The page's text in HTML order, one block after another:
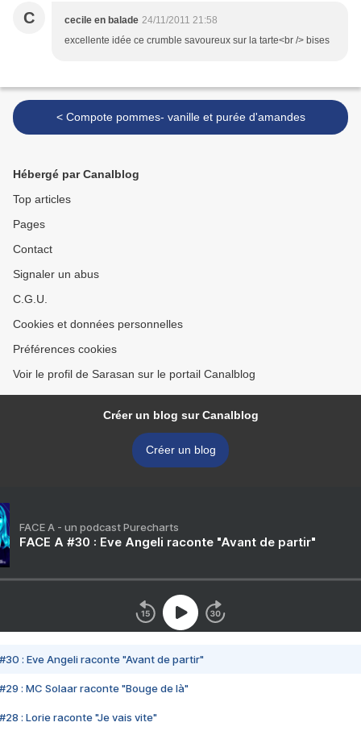
C cecile en balade 24/11/2011 21:58
excellente idée ce crumble savoureux sur la tarte<br /> bises
< Compote pommes- vanille et purée d'amandes
Hébergé par Canalblog
Top articles
Pages
Contact
Signaler un abus
C.G.U.
Cookies et données personnelles
Préférences cookies
Voir le profil de Sarasan sur le portail Canalblog
Créer un blog sur Canalblog
Créer un blog
FACE A - un podcast Purecharts
FACE A #30 : Eve Angeli raconte "Avant de partir"
#30 : Eve Angeli raconte "Avant de partir"
#29 : MC Solaar raconte "Bouge de là"
#28 : Lorie raconte "Je vais vite"